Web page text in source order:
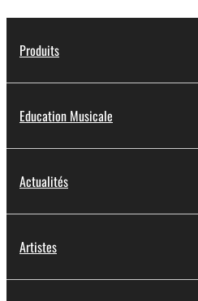
Produits
Education Musicale
Actualités
Artistes